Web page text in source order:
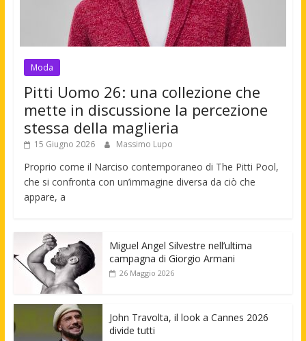
Moda
Pitti Uomo 26: una collezione che
mette in discussione la percezione
stessa della maglieria
15 Giugno 2026 Massimo Lupo
Proprio come il Narciso contemporaneo di The Pitti Pool,
che si confronta con un’immagine diversa da ciò che
appare, a
Miguel Angel Silvestre nell’ultima
campagna di Giorgio Armani
26 Maggio 2026
John Travolta, il look a Cannes 2026
divide tutti